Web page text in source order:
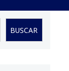
BUSCAR